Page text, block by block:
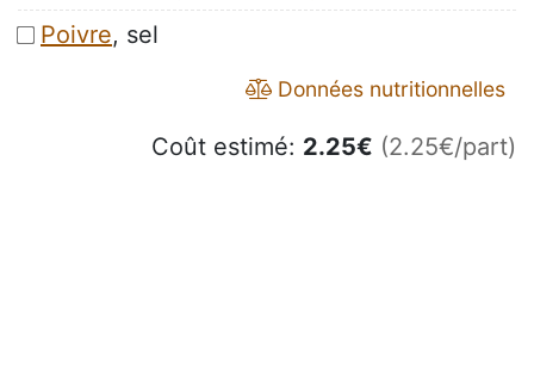
Poivre, sel
Données nutritionnelles
Coût estimé: 2.25€ (2.25€/part)